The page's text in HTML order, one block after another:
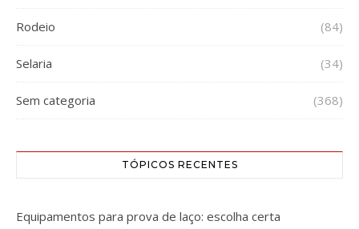
Rodeio (84)
Selaria (34)
Sem categoria (368)
TÓPICOS RECENTES
Equipamentos para prova de laço: escolha certa